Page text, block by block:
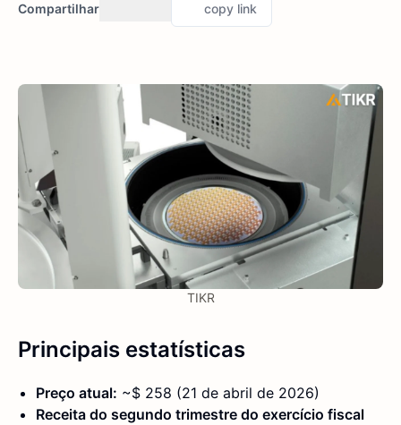
Compartilhar copy link
TIKR
Principais estatísticas
Preço atual: ~$ 258 (21 de abril de 2026)
Receita do segundo trimestre do exercício fiscal